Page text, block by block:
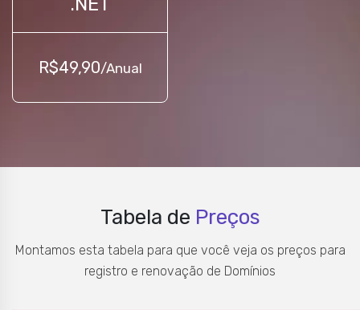
R$49,90/Anual
Tabela de Preços
Montamos esta tabela para que você veja os preços para
registro e renovação de Domínios